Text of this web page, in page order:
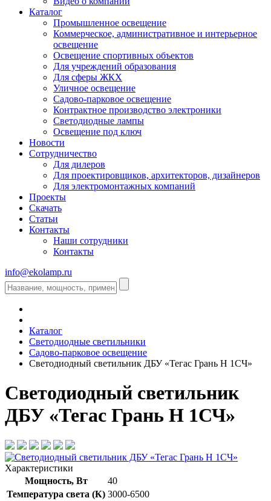
Каталог
Промышленное освещение
Коммерческое, административное и интерьерное
освещение
Освещение спортивных объектов
Для учреждений образования
Для сферы ЖКХ
Уличное освещение
Садово-парковое освещение
Контрактное производство электроники
Светодиодные лампы
Освещение под ключ
Новости
Сотрудничество
Для дилеров
Для проектировщиков, архитекторов, дизайнеров
Для электромонтажных компаний
Проекты
Скачать
Статьи
Контакты
Наши сотрудники
Контакты
info@ekolamp.ru
Каталог
Светодиодные светильники
Садово-парковое освещение
Светодиодный светильник ДБУ «Тегас Грань Н 1СЧ»
Светодиодный светильник
ДБУ «Тегас Грань Н 1СЧ»
Характеристики
Мощность, Вт
40
Температура света (К) 3000-6500